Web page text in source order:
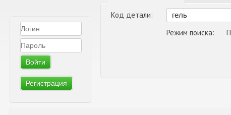
Регистрация
Код детали:
Режим поиска: